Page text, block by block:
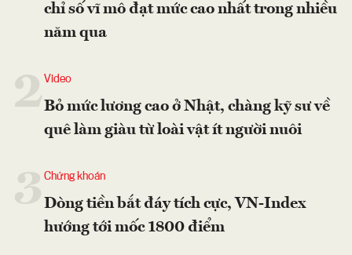
chỉ số vĩ mô đạt mức cao nhất trong nhiều
năm qua
2Video
Bỏ mức lương cao ở Nhật, chàng kỹ sư về
quê làm giàu từ loài vật ít người nuôi
Chứng khoán
Dòng tiền bắt đáy tích cực, VN-Index
hướng tới mốc 1800 điểm